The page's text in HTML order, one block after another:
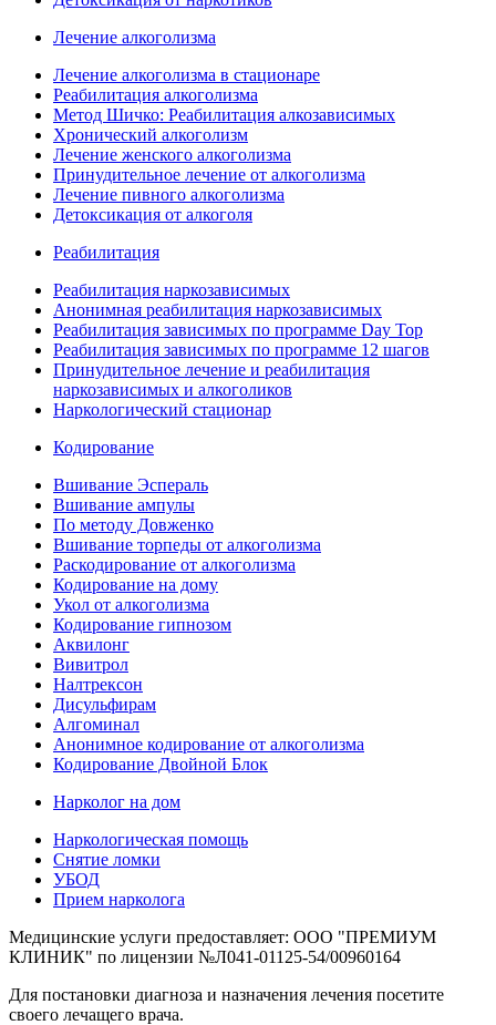
Лечение алкоголизма
Лечение алкоголизма в стационаре
Реабилитация алкоголизма
Метод Шичко: Реабилитация алкозависимых
Хронический алкоголизм
Лечение женского алкоголизма
Принудительное лечение от алкоголизма
Лечение пивного алкоголизма
Детоксикация от алкоголя
Реабилитация
Реабилитация наркозависимых
Анонимная реабилитация наркозависимых
Реабилитация зависимых по программе Day Top
Реабилитация зависимых по программе 12 шагов
Принудительное лечение и реабилитация
наркозависимых и алкоголиков
Наркологический стационар
Кодирование
Вшивание Эспераль
Вшивание ампулы
По методу Довженко
Вшивание торпеды от алкоголизма
Раскодирование от алкоголизма
Кодирование на дому
Укол от алкоголизма
Кодирование гипнозом
Аквилонг
Вивитрол
Налтрексон
Дисульфирам
Алгоминал
Анонимное кодирование от алкоголизма
Кодирование Двойной Блок
Нарколог на дом
Наркологическая помощь
Снятие ломки
УБОД
Прием нарколога
Медицинские услуги предоставляет: ООО "ПРЕМИУМ
КЛИНИК" по лицензии №Л041-01125-54/00960164
Для постановки диагноза и назначения лечения посетите
своего лечащего врача.